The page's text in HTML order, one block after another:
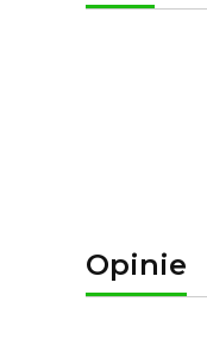
Opinie